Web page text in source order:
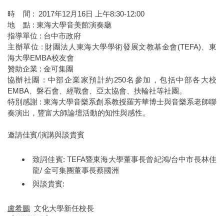
時 間 : 2017年12月16日 上午8:30-12:00
地 點 : 東海大學音美館演奏廳
指導單位 : 台中市政府
主辦單位 : 財團法人東海大學學術發展文教基金會(TEFA)、東
海大學EMBA校友會
贊助企業 : 金可集團
協辦社團 : 中部企業家預計約250名參加，包括中部各大校
EMBA、磐石會、經戰會、亞太協會、扶輪社等社團。
特別感謝 : 東海大學音樂系創系教授羅芳華博士與音樂系老師聯
奏演出，豐富大師論壇活動的知性與感性。​
邀請佳賓/演講與談貴賓
致詞佳賓: TEFA暨東海大學董事長曾紀鴻/台中市長林佳
龍/ 金可集團董事長蔡國洲
與談貴賓:
盧希鵬 文化大學新任校長